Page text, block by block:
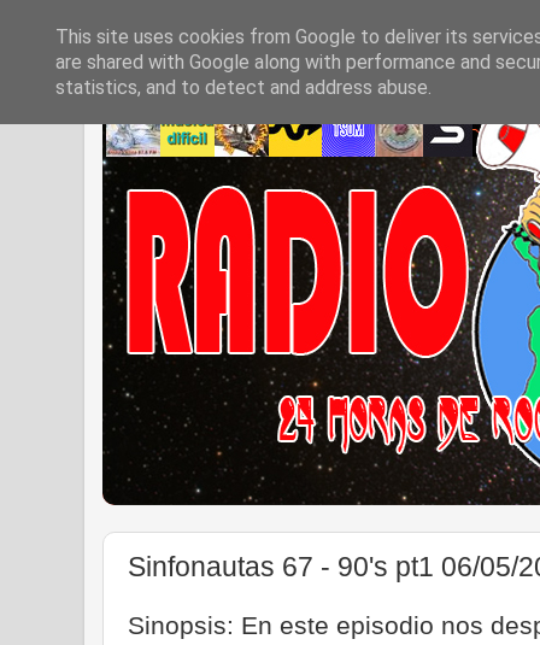
Sinfonautas 67 - 90's pt1 06/05/
Sinopsis: En este episodio nos
This site uses cookies from Google to deliver its
are shared with Google along with performance and
statistics, and to detect and address abuse.